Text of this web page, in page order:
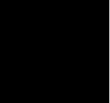
detrás
Park
escenas
Park, con